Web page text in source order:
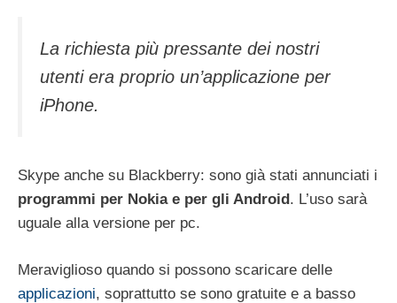
La richiesta più pressante dei nostri
utenti era proprio un’applicazione per
iPhone.
Skype anche su Blackberry: sono già stati annunciati i
programmi per Nokia e per gli Android. L’uso sarà
uguale alla versione per pc.
Meraviglioso quando si possono scaricare delle
applicazioni, soprattutto se sono gratuite e a basso